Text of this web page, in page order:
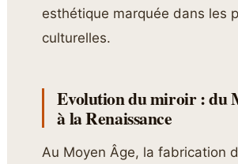
esthétique marquée dans les
culturelles.
Evolution du miroir : du
à la Renaissance
Au Moyen Âge, la fabrication